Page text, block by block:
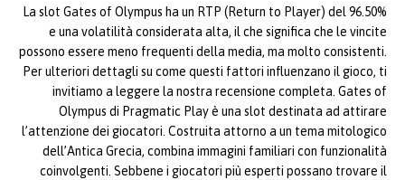
La slot Gates of Olympus ha un RTP (Return to Player) del 96.50%
e una volatilità considerata alta, il che significa che le vincite
possono essere meno frequenti della media, ma molto consistenti.
Per ulteriori dettagli su come questi fattori influenzano il gioco, ti
invitiamo a leggere la nostra recensione completa. Gates of
Olympus di Pragmatic Play è una slot destinata ad attirare
l’attenzione dei giocatori. Costruita attorno a un tema mitologico
dell’Antica Grecia, combina immagini familiari con funzionalità
coinvolgenti. Sebbene i giocatori più esperti possano trovare il